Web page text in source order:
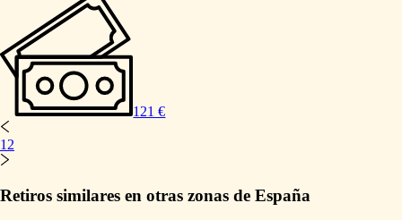
121 €
1 2
Retiros similares en otras zonas de España